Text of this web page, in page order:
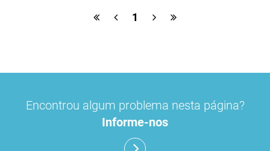
paracetamol codeina buclizina picetoprofeno
contraceção de emergência amorolfina
1
Encontrou algum problema nesta página?
Informe-nos